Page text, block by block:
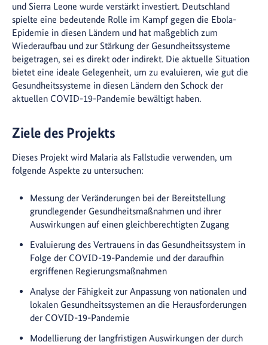
und Sierra Leone wurde verstärkt investiert. Deutschland
spielte eine bedeutende Rolle im Kampf gegen die Ebola-
Epidemie in diesen Ländern und hat maßgeblich zum
Wiederaufbau und zur Stärkung der Gesundheitssysteme
beigetragen, sei es direkt oder indirekt. Die aktuelle Situation
bietet eine ideale Gelegenheit, um zu evaluieren, wie gut die
Gesundheitssysteme in diesen Ländern den Schock der
aktuellen COVID-19-Pandemie bewältigt haben.
Ziele des Projekts
Dieses Projekt wird Malaria als Fallstudie verwenden, um
folgende Aspekte zu untersuchen:
Messung der Veränderungen bei der Bereitstellung
grundlegender Gesundheitsmaßnahmen und ihrer
Auswirkungen auf einen gleichberechtigten Zugang
Evaluierung des Vertrauens in das Gesundheitssystem in
Folge der COVID-19-Pandemie und der daraufhin
ergriffenen Regierungsmaßnahmen
Analyse der Fähigkeit zur Anpassung von nationalen und
lokalen Gesundheitssystemen an die Herausforderungen
der COVID-19-Pandemie
Modellierung der langfristigen Auswirkungen der durch